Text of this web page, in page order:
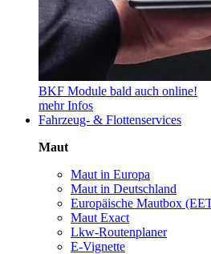
BKF Module bald auch online!
mehr Infos
Fahrzeug- & Flottenservices
Maut
Maut in Europa
Maut in Deutschland
Europäische Mautbox
Maut Exact
Lkw-Routenplaner
E-Vignette